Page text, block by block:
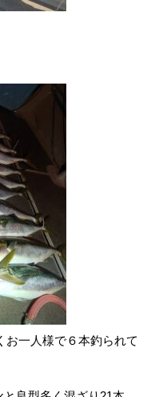
お一人様で６本釣られて